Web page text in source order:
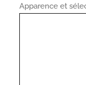
Apparence et